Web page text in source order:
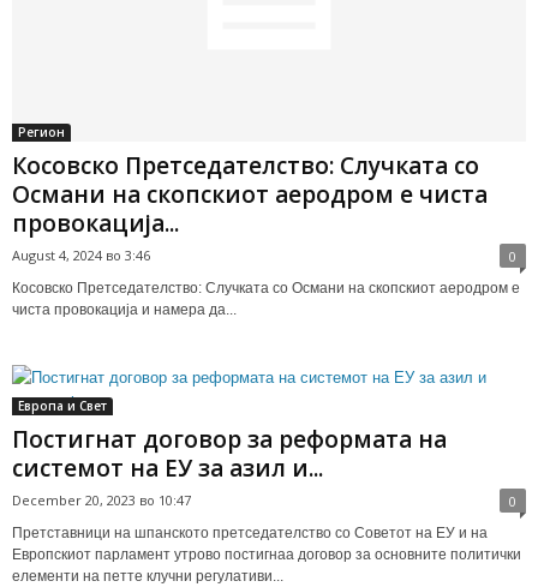
Регион
Косовско Претседателство: Случката со
Османи на скопскиот аеродром е чиста
провокација...
August 4, 2024 во 3:46 0
Косовско Претседателство: Случката со Османи на скопскиот аеродром е
чиста провокација и намера да...
Европа и Свет
Постигнат договор за реформата на
системот на ЕУ за азил и...
December 20, 2023 во 10:47 0
Претставници на шпанското претседателство со Советот на ЕУ и на
Европскиот парламент утрово постигнаа договор за основните политички
елементи на петте клучни регулативи...